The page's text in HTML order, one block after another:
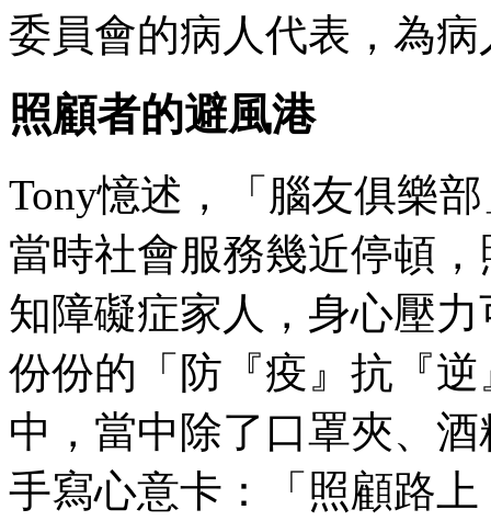
委員會的病人代表，為
照顧者的避風港
Tony憶述，「腦友俱樂
當時社會服務幾近停頓
知障礙症家人，身心壓
份份的「防『疫』抗『
中，當中除了口罩夾、
手寫心意卡：「照顧路